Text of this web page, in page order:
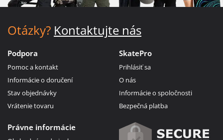
Otázky? Kontaktujte nás
Podpora
Pomoc a kontakt
Informácie o doručení
Stav objednávky
Vrátenie tovaru
SkatePro
Prihlásiť sa
O nás
Informácie o spoločnosti
Bezpečná platba
Právne informácie